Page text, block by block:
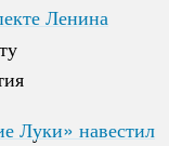
Ленина
Ленина
Луки» навестил
Луки» навестил